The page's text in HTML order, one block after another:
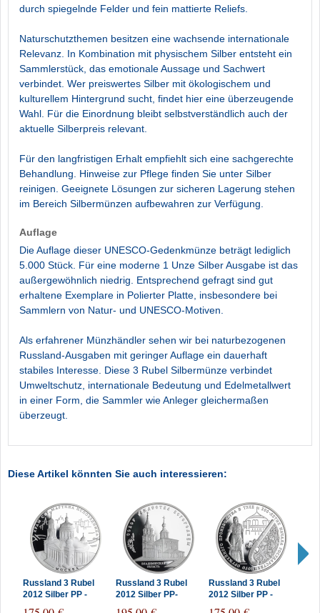
durch spiegelnde Felder und fein mattierte Reliefs.
Naturschutzthemen besitzen eine wachsende internationale
Relevanz. In Kombination mit physischem Silber entsteht ein
Sammlerstück, das emotionale Aussage und Sachwert
verbindet. Wer preiswertes Silber mit ökologischem und
kulturellem Hintergrund sucht, findet hier eine überzeugende
Wahl. Für die Einordnung bleibt selbstverständlich auch der
aktuelle Silberpreis relevant.
Für den langfristigen Erhalt empfiehlt sich eine sachgerechte
Behandlung. Hinweise zur Pflege finden Sie unter Silber
reinigen. Geeignete Lösungen zur sicheren Lagerung stehen
im Bereich Silbermünzen aufbewahren zur Verfügung.
Auflage
Die Auflage dieser UNESCO-Gedenkmünze beträgt lediglich
5.000 Stück. Für eine moderne 1 Unze Silber Ausgabe ist das
außergewöhnlich niedrig. Entsprechend gefragt sind gut
erhaltene Exemplare in Polierter Platte, insbesondere bei
Sammlern von Natur- und UNESCO-Motiven.
Als erfahrener Münzhändler sehen wir bei naturbezogenen
Russland-Ausgaben mit geringer Auflage ein dauerhaft
stabiles Interesse. Diese 3 Rubel Silbermünze verbindet
Umweltschutz, internationale Bedeutung und Edelmetallwert
in einer Form, die Sammler wie Anleger gleichermaßen
überzeugt.
Diese Artikel könnten Sie auch interessieren:
Russland 3 Rubel
2012 Silber PP -
Tempel des Heiligen
Russland 3 Rubel
2012 Silber PP-
Kathedrale der
Russland 3 Rubel
2012 Silber PP -
Staatliche